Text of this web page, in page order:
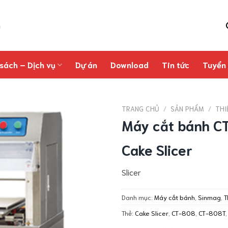
– Dịch vụ Dự án Download Tin tức
TRANG CHỦ / SẢN PHẨM /
Máy cắt bánh
Cake Slicer
Slicer
Danh mục: Máy cắt bánh Sinmag
Thẻ: Cake Slicer CT-808 CT-808T,